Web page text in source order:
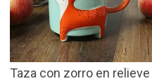
Taza con zorro en relieve